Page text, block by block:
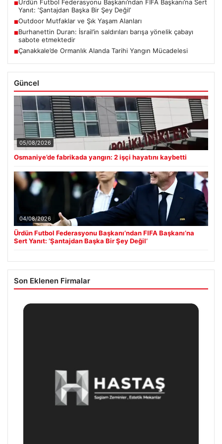
■Ürdün Futbol Federasyonu Başkanı’ndan FIFA Başkanı’na Sert
Yanıt: ‘Şantajdan Başka Bir Şey Değil’
■Outdoor Mutfaklar ve Şık Yaşam Alanları
■Burhanettin Duran: İsrail’in saldırıları barışa yönelik çabayı
sabote etmektedir
■Çanakkale’de Ormanlık Alanda Tarihi Yangın Mücadelesi
Güncel
05/08/2026
Osmaniye’de fabrikada yangın: 2 işçi hayatını kaybetti
04/08/2026
Ürdün Futbol Federasyonu Başkanı’ndan FIFA Başkanı’na
Sert Yanıt: ‘Şantajdan Başka Bir Şey Değil’
Son Eklenen Firmalar